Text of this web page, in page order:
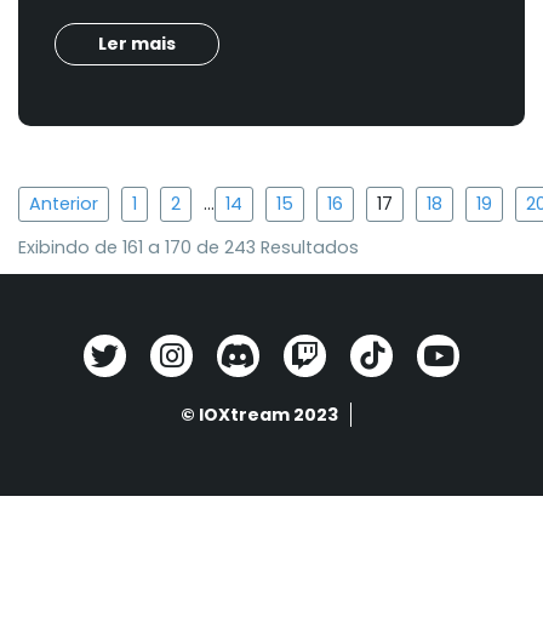
Ler mais
Anterior 1 2 ... 14 15 16 17 18 19
Exibindo de 161 a 170 de 243 Resultados
© IOXtream 2023